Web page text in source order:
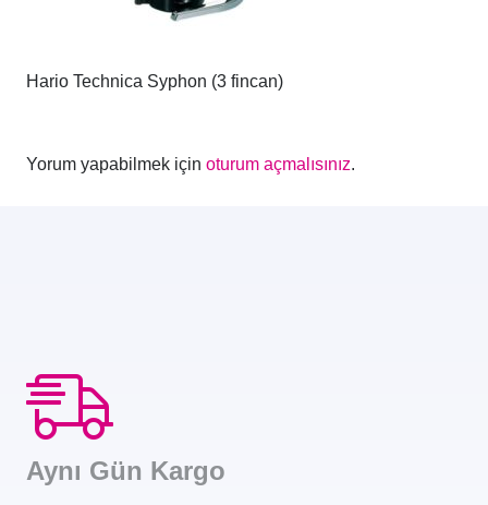
Hario Technica Syphon (3 fincan)
Yorum yapabilmek için oturum açmalısınız.
Aynı Gün Kargo